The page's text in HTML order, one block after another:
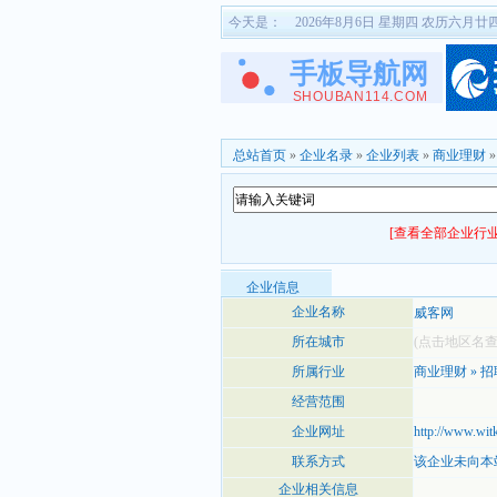
今天是： 2026年8月6日 星期四 农历六月廿
总站首页 » 企业名录 » 企业列表 » 商业理财
[查看全部企业行
企业信息
企业名称
威客网
所在城市
(点击地区名
所属行业
商业理财 » 招
经营范围
企业网址
http://
联系方式
该企业未向
企业相关信息